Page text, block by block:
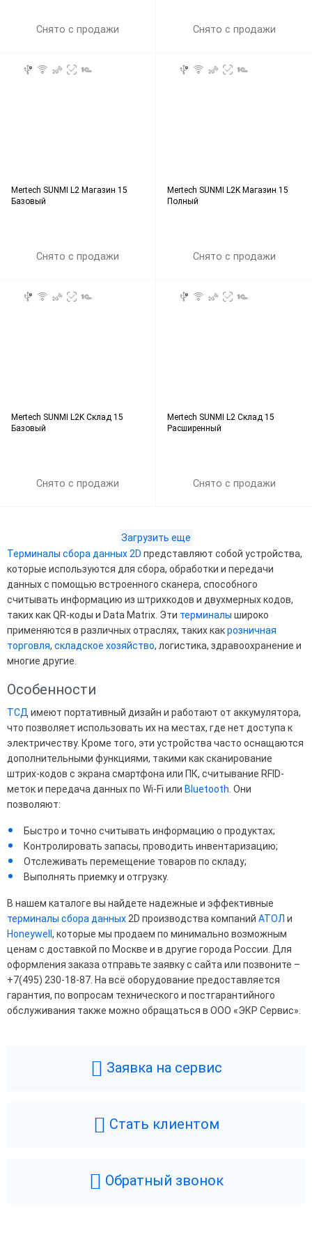
Снято с продажи Снято с продажи
Mertech SUNMI L2 Магазин 15
Базовый
Снято с продажи
Mertech SUNMI L2K Магазин 15
Полный
Снято с продажи
Mertech SUNMI L2K Склад 15
Базовый
Снято с продажи
Mertech SUNMI L2 Склад 15
Расширенный
Снято с продажи
Загрузить еще
Терминалы сбора данных 2D представляют собой устройства,
которые используются для сбора, обработки и передачи
данных с помощью встроенного сканера, способного
считывать информацию из штрихкодов и двухмерных кодов,
таких как QR-коды и Data Matrix. Эти терминалы широко
применяются в различных отраслях, таких какрозничная
торговля, складское хозяйство, логистика, здравоохранение и
многие другие.
Особенности
ТСД имеют портативный дизайн и работают от аккумулятора,
что позволяет использовать их на местах, где нет доступа к
электричеству. Кроме того, эти устройства часто оснащаются
дополнительными функциями, такими как сканирование
штрих-кодов с экрана смартфона или ПК, считывание RFID-
меток и передача данных по Wi-Fi или Bluetooth . Они
позволяют:
Быстро и точно считывать информацию о продуктах;
Контролировать запасы, проводить инвентаризацию;
Отслеживать перемещение товаров по складу;
Выполнять приемку и отгрузку.
В нашем каталоге вы найдете надежные и эффективные
терминалы сбора данных 2D производства компаний АТОЛ и
Honeywell , которые мы продаем по минимально возможным
ценам с доставкой по Москве и в другие города России. Для
оформления заказа отправьте заявку с сайта или позвоните –
+7(495) 230-18-87. На всё оборудование предоставляется
гарантия, по вопросам технического и постгарантийного
обслуживания также можно обращаться в ООО «ЭКР Сервис».
Заявка на сервис
Стать клиентом
Обратный звонок